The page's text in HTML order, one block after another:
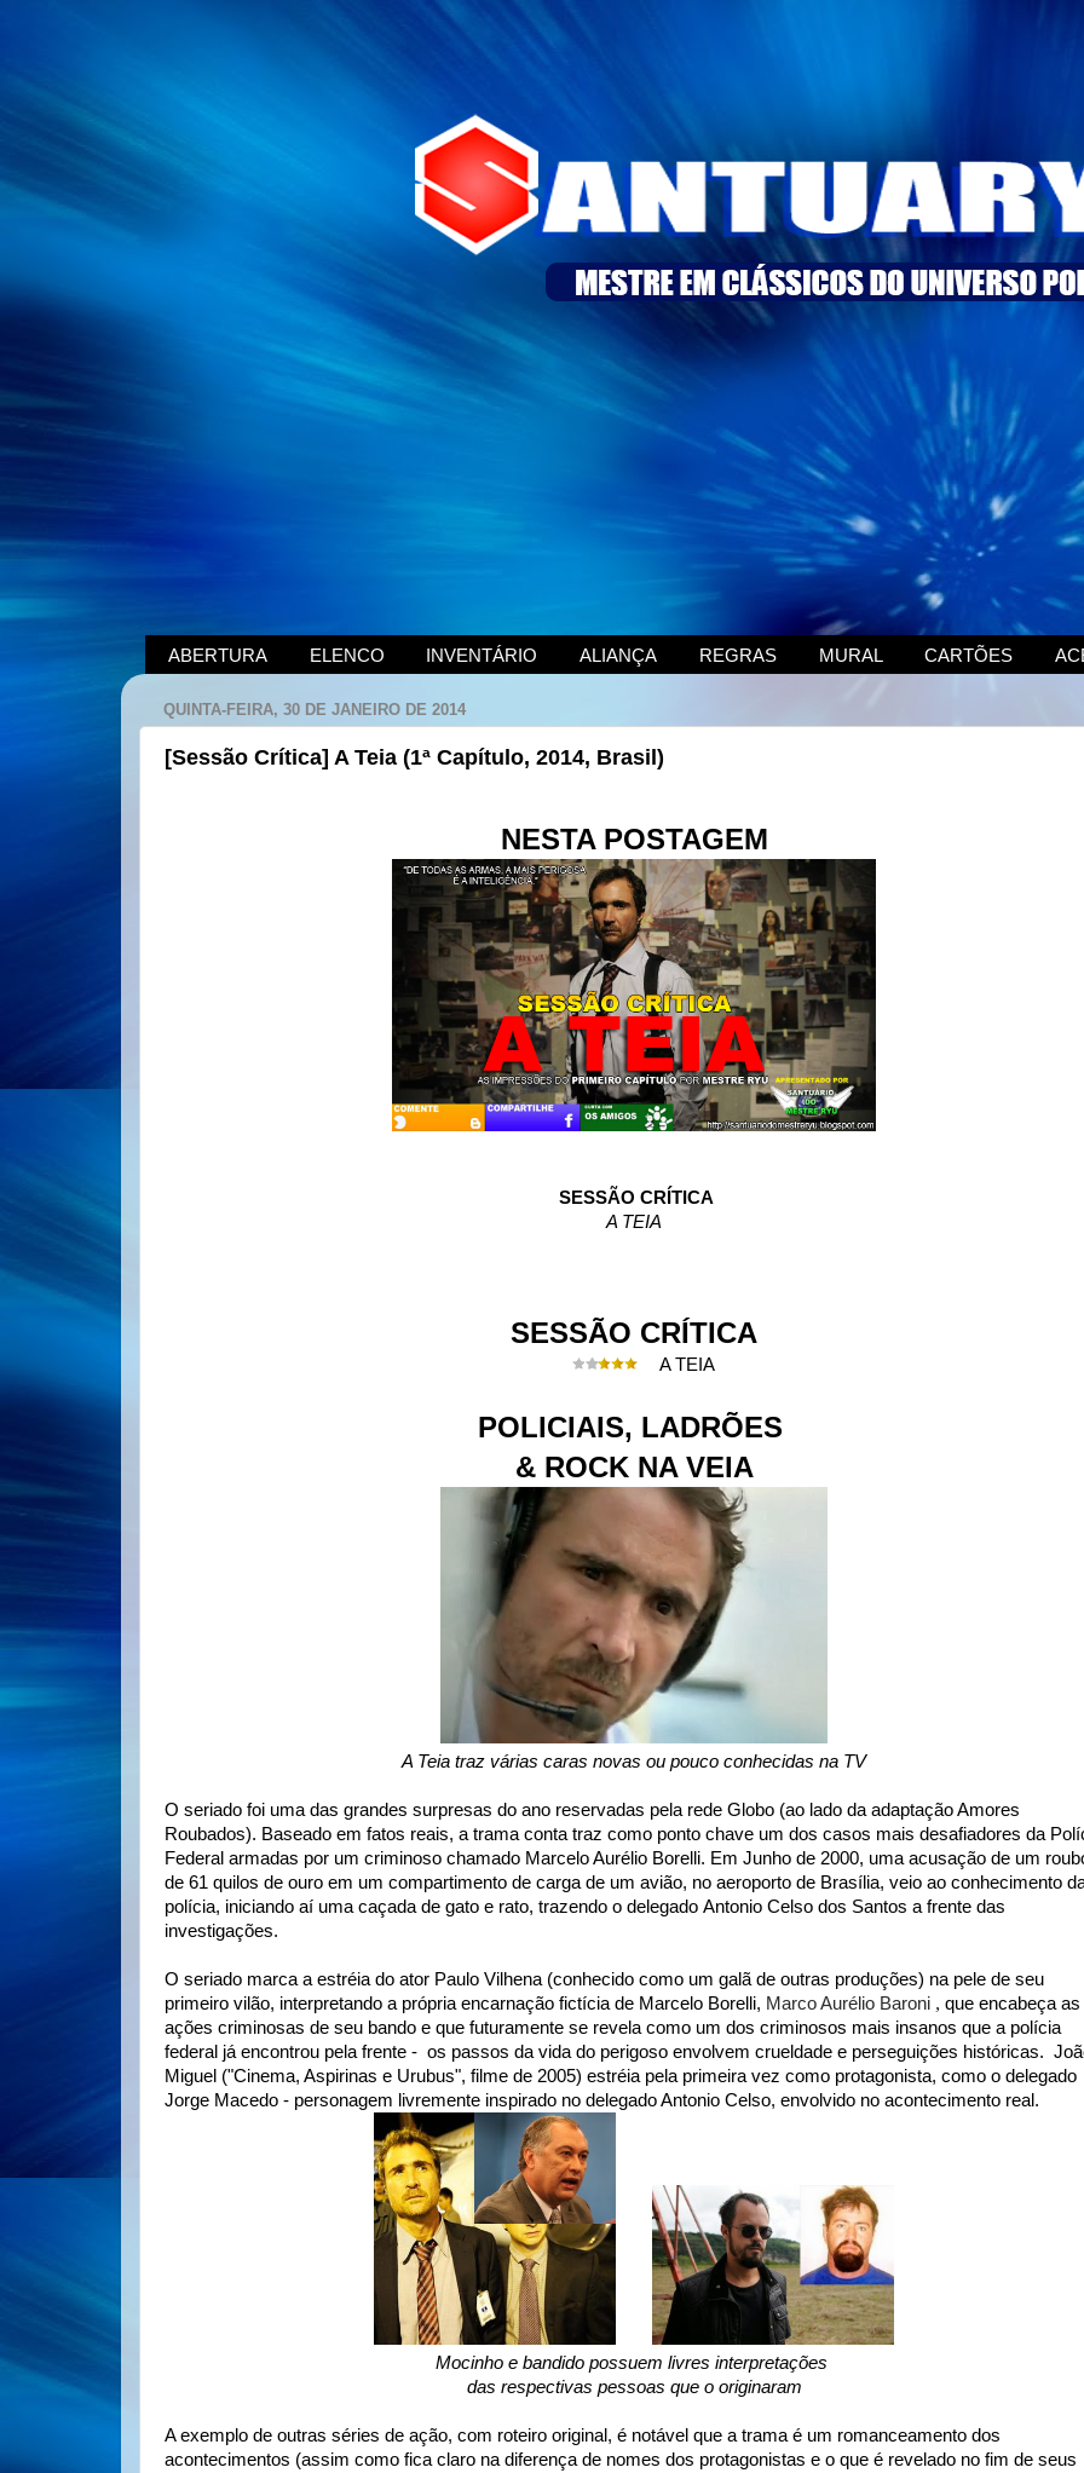
ABERTURA ELENCO INVENTÁRIO ALIANÇA REGRAS MURAL CARTÕES
QUINTA-FEIRA, 30 DE JANEIRO DE 2014
[Sessão Crítica] A Teia (1ª Capítulo, 2014, Brasil)
NESTA POSTAGEM
SESSÃO CRÍTICA
A TEIA
SESSÃO CRÍTICA
A TEIA
POLICIAIS, LADRÕES
& ROCK NA VEIA
A Teia traz várias caras novas ou pouco conhecidas na TV
O seriado foi uma das grandes surpresas do ano reservadas pela rede Globo (ao lado da adaptação Amores
Roubados). Baseado em fatos reais, a trama conta traz como ponto chave um dos casos mais desafiadores da
Federal armadas por um criminoso chamado Marcelo Aurélio Borelli. Em Junho de 2000, uma acusação de um
de 61 quilos de ouro em um compartimento de carga de um avião, no aeroporto de Brasília, veio ao conhecimento
polícia, iniciando aí uma caçada de gato e rato, trazendo o delegado Antonio Celso dos Santos a frente das
investigações.
O seriado marca a estréia do ator Paulo Vilhena (conhecido como um galã de outras produções) na pele de seu
primeiro vilão, interpretando a própria encarnação fictícia de Marcelo Borelli, Marco Aurélio Baroni , que encabeça as
ações criminosas de seu bando e que futuramente se revela como um dos criminosos mais insanos que a polícia
federal já encontrou pela frente - os passos da vida do perigoso envolvem crueldade e perseguições históricas.
Miguel ("Cinema, Aspirinas e Urubus", filme de 2005) estréia pela primeira vez como protagonista, como o delegado
Jorge Macedo - personagem livremente inspirado no delegado Antonio Celso, envolvido no acontecimento real.
Mocinho e bandido possuem livres interpretações
das respectivas pessoas que o originaram
A exemplo de outras séries de ação, com roteiro original, é notável que a trama é um romanceamento dos
acontecimentos (assim como fica claro na diferença de nomes dos protagonistas e o que é revelado no fim de seus